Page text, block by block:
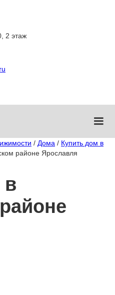
2 этаж
/ Дома / Купить дом в
районе Ярославля
в